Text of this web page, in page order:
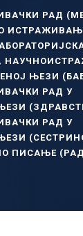
РАД
,
ЊЕЗИ
РАД У
РАД У
ПИСАЊЕ